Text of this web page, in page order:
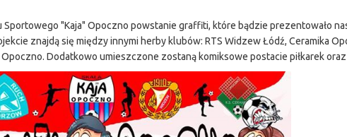
Sportowego "Kaja" Opoczno powstanie graffiti, które bądzie prezentowało
znajdą się między innymi herby klubów: RTS Widzew Łódź, Ceramika
Dodatkowo umieszczone zostaną komiksowe postacie piłkarek oraz